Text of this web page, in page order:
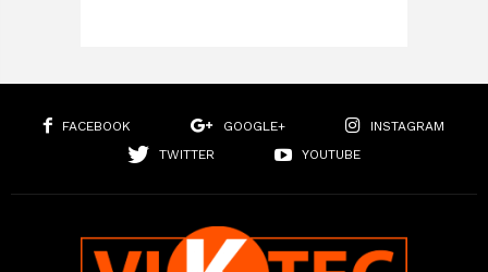
FACEBOOK GOOGLE+
INSTAGRAM
TWITTER
YOUTUBE